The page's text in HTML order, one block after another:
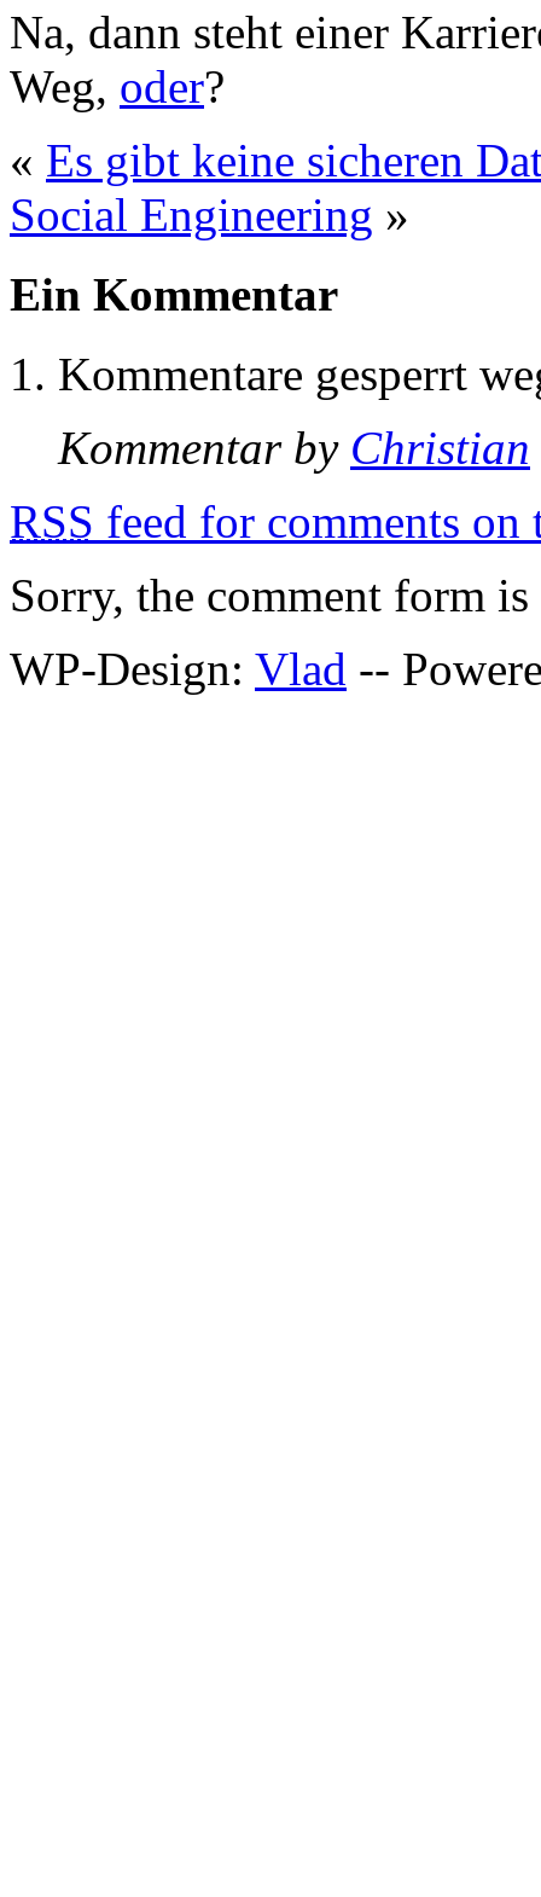
Na, dann steht einer
Weg, oder?
« Es gibt keine sicheren
Social Engineering »
Ein Kommentar
Kommentare gesperrt
Kommentar by Christian
RSS feed for comments on
Sorry, the comment form
WP-Design: Vlad --